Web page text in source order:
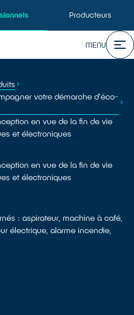
Producteurs
MENU
votre démarche d'éco-
en vue de la fin de vie
et électroniques
en vue de la fin de vie
et électroniques
: aspirateur, machine à café,
électrique, alarme incendie,